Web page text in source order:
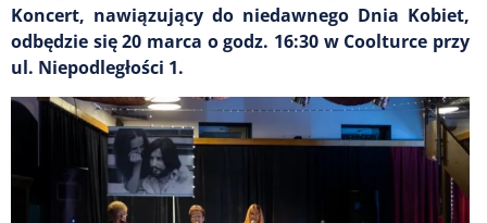
Koncert, nawiązujący do niedawnego Dnia Kobiet,
odbędzie się 20 marca o godz. 16:30 w Coolturce przy
ul. Niepodległości 1.